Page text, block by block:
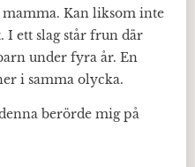
Kan liksom inte
I ett slag står frun där
under fyra år. En
i samma olycka.
berörde mig på